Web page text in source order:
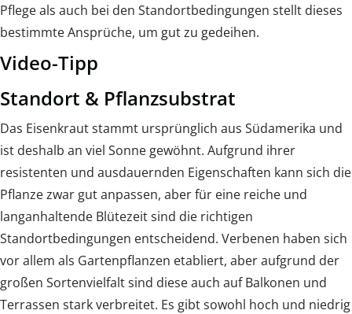
Pflege als auch bei den Standortbedingungen stellt dieses
bestimmte Ansprüche, um gut zu gedeihen.
Video-Tipp
Standort & Pflanzsubstrat
Das Eisenkraut stammt ursprünglich aus Südamerika und
ist deshalb an viel Sonne gewöhnt. Aufgrund ihrer
resistenten und ausdauernden Eigenschaften kann sich die
Pflanze zwar gut anpassen, aber für eine reiche und
langanhaltende Blütezeit sind die richtigen
Standortbedingungen entscheidend. Verbenen haben sich
vor allem als Gartenpflanzen etabliert, aber aufgrund der
großen Sortenvielfalt sind diese auch auf Balkonen und
Terrassen stark verbreitet. Es gibt sowohl hoch und niedrig